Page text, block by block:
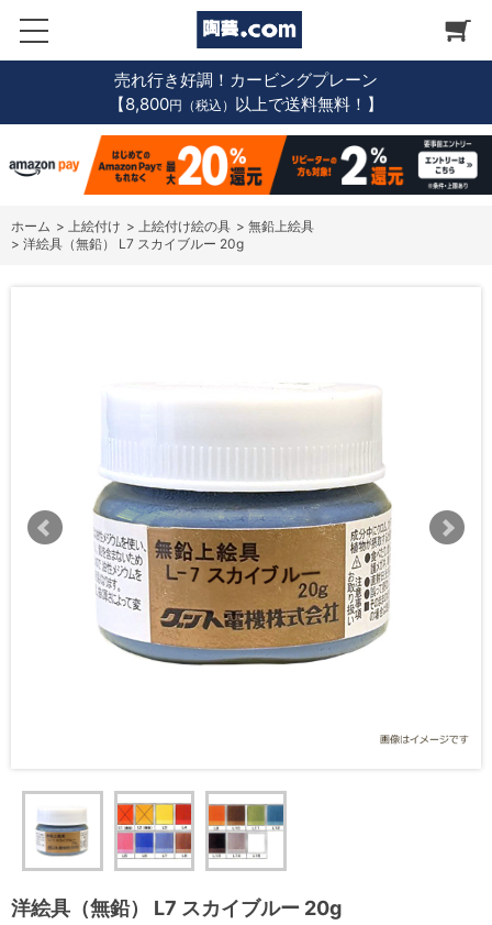
売れ行き好調！カービングプレーン
【8,800円（税込） 以上で送料無料！】
ホーム > 上絵付け > 上絵付け絵の具 > 無鉛上絵具
> 洋絵具（無鉛） L7 スカイブルー 20g
洋絵具（無鉛） L7 スカイブルー 20g